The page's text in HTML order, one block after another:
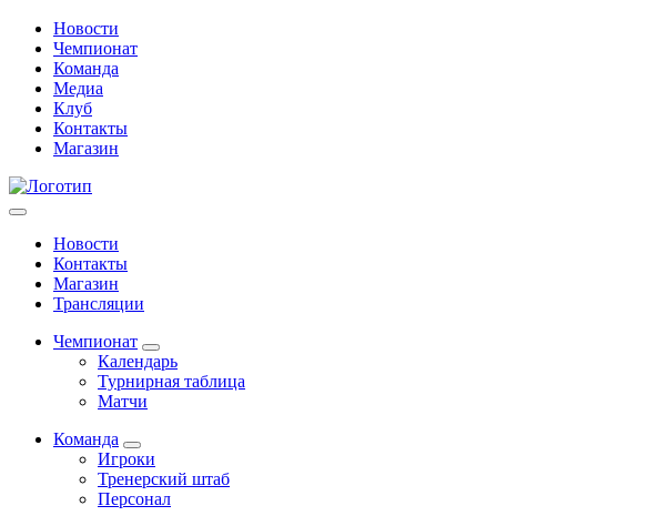
Новости
Чемпионат
Команда
Медиа
Клуб
Контакты
Магазин
Новости
Контакты
Магазин
Трансляции
Чемпионат
Календарь
Турнирная таблица
Матчи
Команда
Игроки
Тренерский штаб
Персонал